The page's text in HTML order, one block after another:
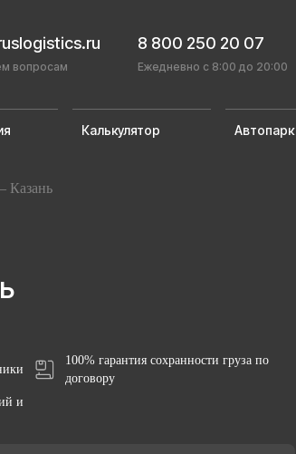
вопросам
8 800 250 20 07
Ежедневно с 8:00 до 20:00
Калькулятор Автопарк
Казань
100% гарантия сохранности груза по
договору
и